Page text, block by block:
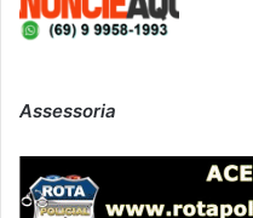
Assessoria